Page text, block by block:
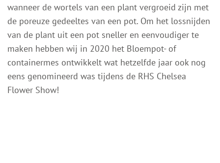
wanneer de wortels van een plant vergroeid zijn met
de poreuze gedeeltes van een pot. Om het lossnijden
van de plant uit een pot sneller en eenvoudiger te
maken hebben wij in 2020 het Bloempot- of
containermes ontwikkelt wat hetzelfde jaar ook nog
eens genomineerd was tijdens de RHS Chelsea
Flower Show!